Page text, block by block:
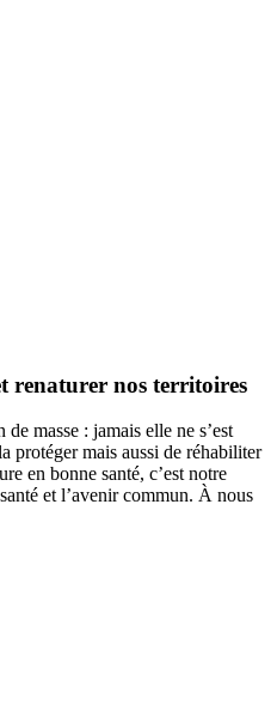
renaturer nos territoires
masse : jamais elle ne s’est
protéger mais aussi de réhabiliter
en bonne santé, c’est notre
et l’avenir commun. À nous